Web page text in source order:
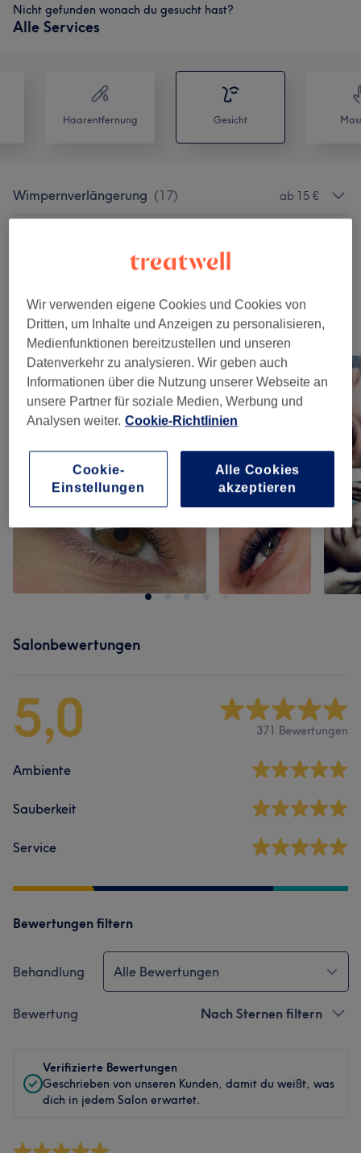
Nicht gefunden wonach du gesucht hast?
Alle Services
Haarentfernung Gesicht
Wimpernverlängerung (17) ab 15 €
Augenbrauen & Wimpernbehandlungen
Unsere Arbeit
Bild anklicken für weitere Details
Salonbewertungen
5,0 371 Bewertungen
Ambiente
Sauberkeit
Service
Bewertungen filtern
Behandlung Alle Bewertungen
Bewertung Nach Sternen filtern
Verifizierte Bewertungen
Geschrieben von unseren Kunden, damit du weißt, was
dich in jedem Salon erwartet.
Wir verwenden eigene Cookies und Cookies von
Dritten, um Inhalte und Anzeigen zu personalisieren,
Medienfunktionen bereitzustellen und unseren
Datenverkehr zu analysieren. Wir geben auch
Informationen über die Nutzung unserer Webseite an
unsere Partner für soziale Medien, Werbung und
Analysen weiter. Cookie-Richtlinien
Cookie-
Einstellungen
Alle Cookies
akzeptieren